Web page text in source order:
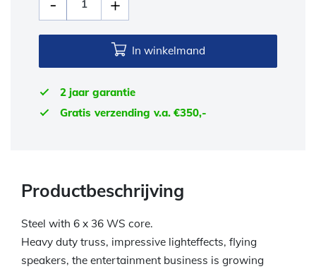
In winkelmand
2 jaar garantie
Gratis verzending v.a. €350,-
Productbeschrijving
Steel with 6 x 36 WS core.
Heavy duty truss, impressive lighteffects, flying
speakers, the entertainment business is growing